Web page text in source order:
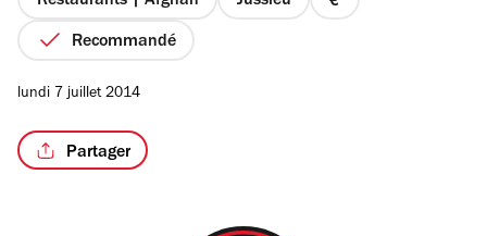
prix
Recommandé
lundi 7 juillet 2014
Partager